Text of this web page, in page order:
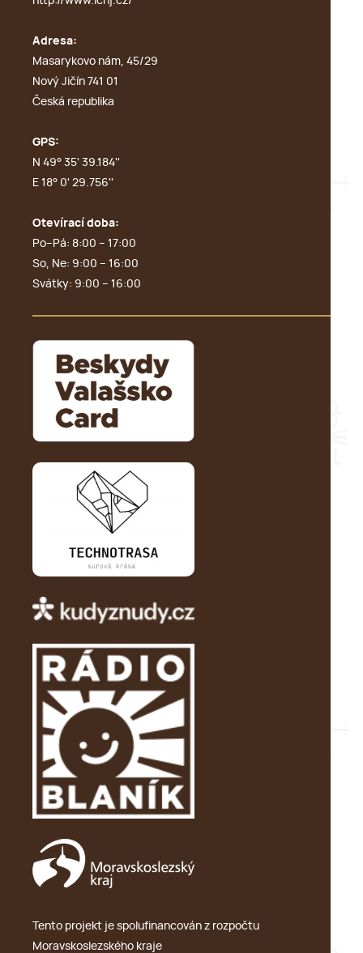
Adresa:
Masarykovo nám, 45/29
Nový Jičín 741 01
Česká republika
GPS:
N 49° 35' 39.184''
E 18° 0' 29.756''
Otevírací doba:
Po–Pá: 8:00 – 17:00
So, Ne: 9:00 – 16:00
Svátky: 9:00 – 16:00
Tento projekt je spolufinancován z rozpočtu
Moravskoslezského kraje